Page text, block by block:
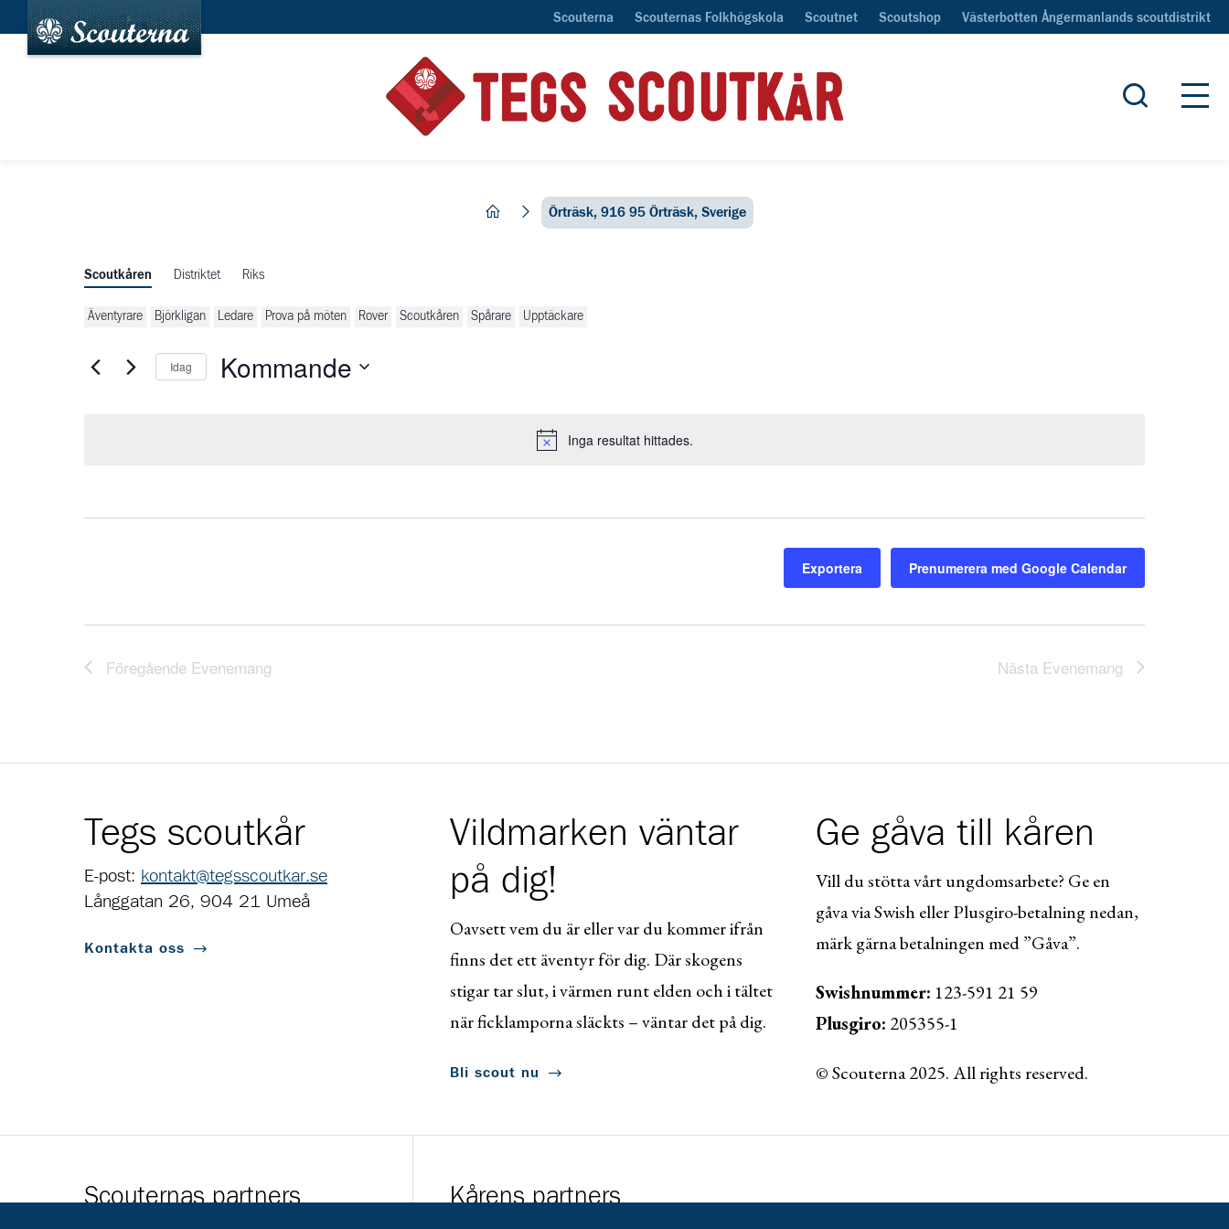
Scouterna Scouternas Folkhögskola Scoutnet Scoutshop Västerbotten Ångermanlands scoutdistrikt
Öppna
hem Örträsk, 916 95 Örträsk, Sverige
Notice
Inga resultat hittades.
Scoutkåren Distriktet Riks
Äventyrare Björkligan Ledare Prova på möten Rover Scoutkåren Spårare Upptäckare
Idag Kommande
Exportera Prenumerera med Google Calendar
Föregående Evenemang Nästa Evenemang
Tegs scoutkår
E-post: kontakt@tegsscoutkar.se
Långgatan 26, 904 21 Umeå
Kontakta oss
Vildmarken väntar
på dig!
Oavsett vem du är eller var du kommer ifrån
finns det ett äventyr för dig. Där skogens
stigar tar slut, i värmen runt elden och i tältet
när ficklamporna släckts – väntar det på dig.
Bli scout nu
Ge gåva till kåren
Vill du stötta vårt ungdomsarbete? Ge en
gåva via Swish eller Plusgiro-betalning nedan,
märk gärna betalningen med ”Gåva”.
Swishnummer: 123-591 21 59
Plusgiro: 205355-1
© Scouterna 2025. All rights reserved.
Scouternas partners Kårens partners